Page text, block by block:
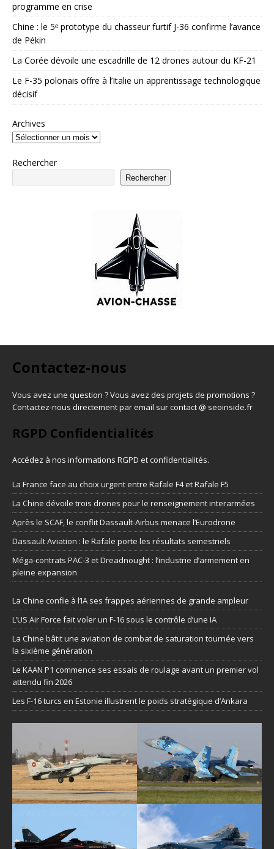
programme en crise
Chine : le 5ᵉ prototype du chasseur furtif J-36 confirme l’avance
de Pékin
La Corée dévoile une escadrille de 12 drones autour du KF-21
Le F-35 polonais offre à l’Italie un apprentissage technologique
décisif
Archives
Rechercher
Rechercher
Contactez-nous
Vous avez une question ? Vous avez des projets de promotions ?
Contactez-nous directement par email sur contact @ seoinside.fr
RGPD Confidentialités
Accédez à nos informations RGPD et confidentialités.
La France face au choix urgent entre Rafale F4 et Rafale F5
La Chine dévoile trois drones pour le renseignement interarmées
Après le SCAF, le conflit Dassault-Airbus menace l’Eurodrone
Dassault Aviation : le Rafale porte les résultats semestriels
Méga-contrats PAC-3 et Dreadnought : l’industrie d’armement en
pleine expansion
La Chine confie à l’IA ses frappes aériennes de grande ampleur
L’US Air Force fait voler un F-16 sous le contrôle d’une IA
La Chine bâtit une aviation de combat de saturation tournée vers
la sixième génération
Le KAAN P1 commence ses essais de roulage avant un premier vol
attendu fin 2026
Les F-16 turcs en Estonie illustrent le poids stratégique d’Ankara